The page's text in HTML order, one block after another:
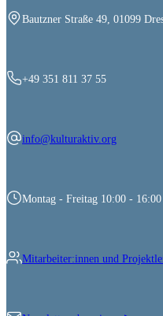
Bautzner Straße 49, 01099
+49 351 811 37 55
info@kulturaktiv.org
Montag - Freitag 10:00 - 16:00
Mitarbeiter:innen und